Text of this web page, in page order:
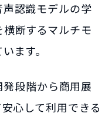
認識モデルの学
断するマルチモ
ます。
段階から商用展
心して利用できる